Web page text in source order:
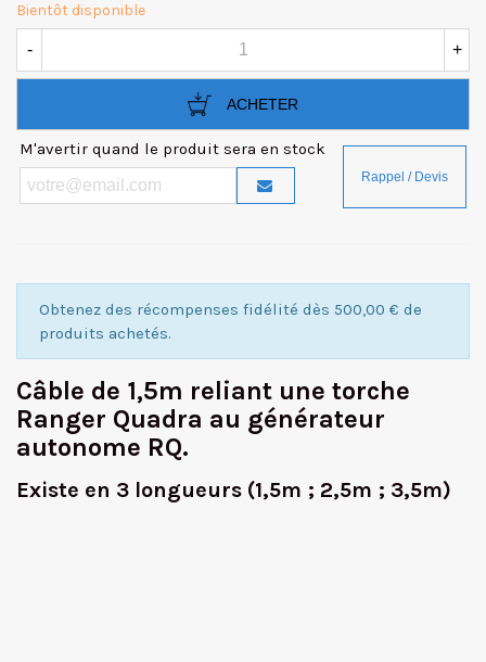
Bientôt disponible
- +
ACHETER
M'avertir quand le produit sera en stock
Obtenez des récompenses fidélité dès 500,00 € de
produits achetés.
Câble de 1,5m reliant une torche
Ranger Quadra au générateur
autonome RQ.
Existe en 3 longueurs (1,5m ; 2,5m ; 3,5m)